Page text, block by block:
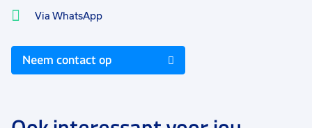
Via WhatsApp
Neem contact op